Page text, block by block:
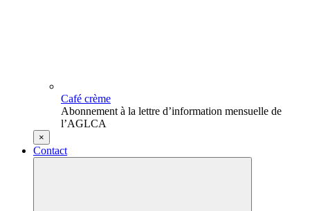
Café crème
Abonnement à la lettre d’information mensuelle de
l’AGLCA
×
Contact